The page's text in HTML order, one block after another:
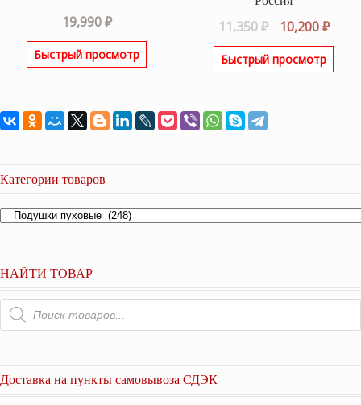
19,990₽
Быстрый просмотр
11,350₽
цена
составляла
10,200₽
Быстрый просмотр
Категории товаров
НАЙТИ ТОВАР
Поиск
товаров
Доставка на пункты самовывоза СДЭК